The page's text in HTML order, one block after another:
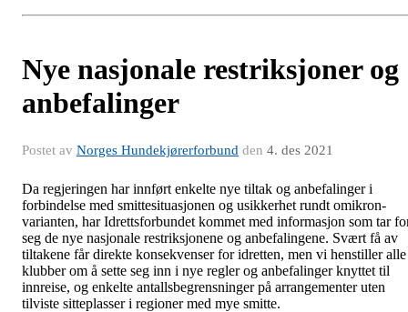
Nye nasjonale restriksjoner og
anbefalinger
Postet av Norges Hundekjørerforbund den 4. des 2021
Da regjeringen har innført enkelte nye tiltak og anbefalinger i
forbindelse med smittesituasjonen og usikkerhet rundt omikron-
varianten, har Idrettsforbundet kommet med informasjon som tar
seg de nye nasjonale restriksjonene og anbefalingene. Svært få av
tiltakene får direkte konsekvenser for idretten, men vi henstiller alle
klubber om å sette seg inn i nye regler og anbefalinger knyttet til
innreise, og enkelte antallsbegrensninger på arrangementer uten
tilviste sitteplasser i regioner med mye smitte.